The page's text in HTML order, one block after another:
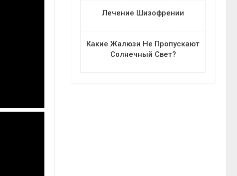
Лечение Шизофрении
Какие Жалюзи Не Пропускают
Солнечный Свет?